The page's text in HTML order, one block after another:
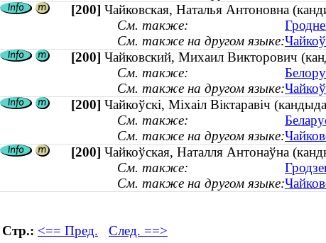
[200] Чайковская, Наталья Антоновна
См. также:
См. также на другом языке:
[200] Чайковский, Михаил Викторович
См. также:
См. также на другом языке:
[200] Чайкоўскі, Міхаіл Віктаравіч
См. также:
См. также на другом языке:
[200] Чайкоўская, Наталля Антонаўна
См. также:
См. также на другом языке:
Стр.: <== Пред. След. ==>